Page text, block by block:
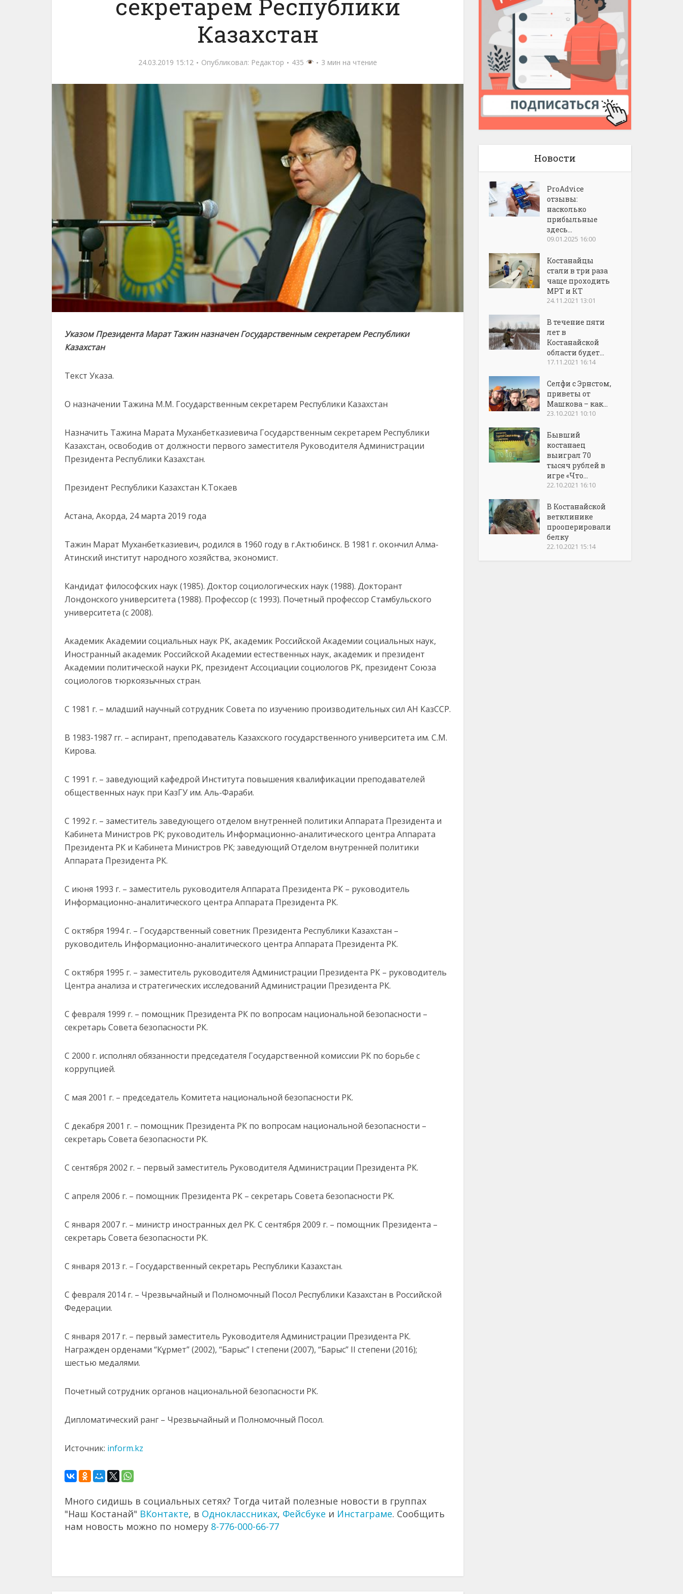
секретарем Республики
Казахстан
24.03.2019 15:12 Опубликовал: Редактор 435 3 мин на чтение
Указом Президента Марат Тажин назначен Государственным секретарем Республики
Казахстан
Текст Указа.
О назначении Тажина М.М. Государственным секретарем Республики Казахстан
Назначить Тажина Марата Муханбетказиевича Государственным секретарем Республики
Казахстан, освободив от должности первого заместителя Руководителя Администрации
Президента Республики Казахстан.
Президент Республики Казахстан К.Токаев
Астана, Акорда, 24 марта 2019 года
Тажин Марат Муханбетказиевич, родился в 1960 году в г.Актюбинск. В 1981 г. окончил Алма-
Атинский институт народного хозяйства, экономист.
Кандидат философских наук (1985). Доктор социологических наук (1988). Докторант
Лондонского университета (1988). Профессор (с 1993). Почетный профессор Стамбульского
университета (с 2008).
Академик Академии социальных наук РК, академик Российской Академии социальных наук,
Иностранный академик Российской Академии естественных наук, академик и президент
Академии политической науки РК, президент Ассоциации социологов РК, президент Союза
социологов тюркоязычных стран.
С 1981 г. – младший научный сотрудник Совета по изучению производительных сил АН КазССР.
В 1983-1987 гг. – аспирант, преподаватель Казахского государственного университета им. С.М.
Кирова.
С 1991 г. – заведующий кафедрой Института повышения квалификации преподавателей
общественных наук при КазГУ им. Аль-Фараби.
С 1992 г. – заместитель заведующего отделом внутренней политики Аппарата Президента и
Кабинета Министров РК; руководитель Информационно-аналитического центра Аппарата
Президента РК и Кабинета Министров РК; заведующий Отделом внутренней политики
Аппарата Президента РК.
С июня 1993 г. – заместитель руководителя Аппарата Президента РК – руководитель
Информационно-аналитического центра Аппарата Президента РК.
С октября 1994 г. – Государственный советник Президента Республики Казахстан –
руководитель Информационно-аналитического центра Аппарата Президента РК.
С октября 1995 г. – заместитель руководителя Администрации Президента РК – руководитель
Центра анализа и стратегических исследований Администрации Президента РК.
С февраля 1999 г. – помощник Президента РК по вопросам национальной безопасности –
секретарь Совета безопасности РК.
С 2000 г. исполнял обязанности председателя Государственной комиссии РК по борьбе с
коррупцией.
С мая 2001 г. – председатель Комитета национальной безопасности РК.
С декабря 2001 г. – помощник Президента РК по вопросам национальной безопасности –
секретарь Совета безопасности РК.
С сентября 2002 г. – первый заместитель Руководителя Администрации Президента РК.
С апреля 2006 г. – помощник Президента РК – секретарь Совета безопасности РК.
С января 2007 г. – министр иностранных дел РК. С сентября 2009 г. – помощник Президента –
секретарь Совета безопасности РК.
С января 2013 г. – Государственный секретарь Республики Казахстан.
С февраля 2014 г. – Чрезвычайный и Полномочный Посол Республики Казахстан в Российской
Федерации.
С января 2017 г. – первый заместитель Руководителя Администрации Президента РК.
Награжден орденами “Кұрмет” (2002), “Барыс” I степени (2007), “Барыс” II степени (2016);
шестью медалями.
Почетный сотрудник органов национальной безопасности РК.
Дипломатический ранг – Чрезвычайный и Полномочный Посол.
Источник: inform.kz
Много сидишь в социальных сетях? Тогда читай полезные новости в группах
"Наш Костанай" ВКонтакте, в Одноклассниках, Фейсбуке и Инстаграме. Сообщить
нам новость можно по номеру 8-776-000-66-77
Новости
ProAdvice
отзывы:
насколько
прибыльные
здесь...
09.01.2025 16:00
Костанайцы
стали в три раза
чаще проходить
МРТ и КТ
24.11.2021 13:01
В течение пяти
лет в
Костанайской
области будет...
17.11.2021 16:14
Селфи с Эрнстом,
приветы от
Машкова – как...
23.10.2021 10:10
Бывший
костанаец
выиграл 70
тысяч рублей в
игре «Что...
22.10.2021 16:10
В Костанайской
ветклинике
прооперировали
белку
22.10.2021 15:14